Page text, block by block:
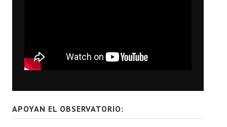
APOYAN EL OBSERVATORIO: